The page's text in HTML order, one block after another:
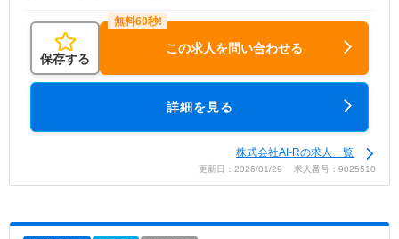
保存する
この求人を問い合わせる
詳細を見る
株式会社AI-Rの求人一覧
更新日：2026/01/29 求人番号：9025510